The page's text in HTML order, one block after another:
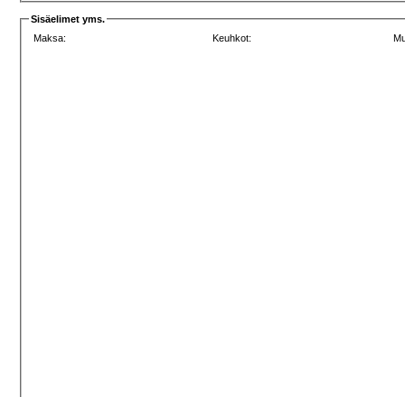
Sisäelimet yms.
Maksa:
Keuhkot: